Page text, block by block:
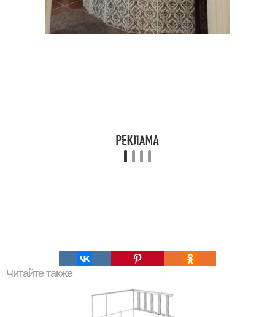
Читайте также